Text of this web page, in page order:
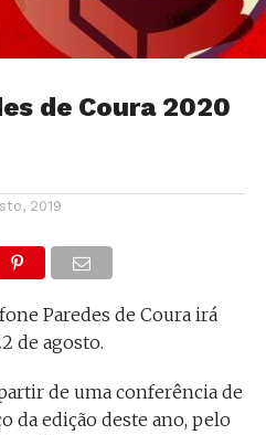
de Coura 2020
2019
Paredes de Coura irá
de agosto.
de uma conferência de
da edição deste ano, pelo